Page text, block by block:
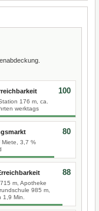
176 m, ca.
werktags
100
Miete, 3,7 %
80
m, Apotheke
985 m,
Min.
88